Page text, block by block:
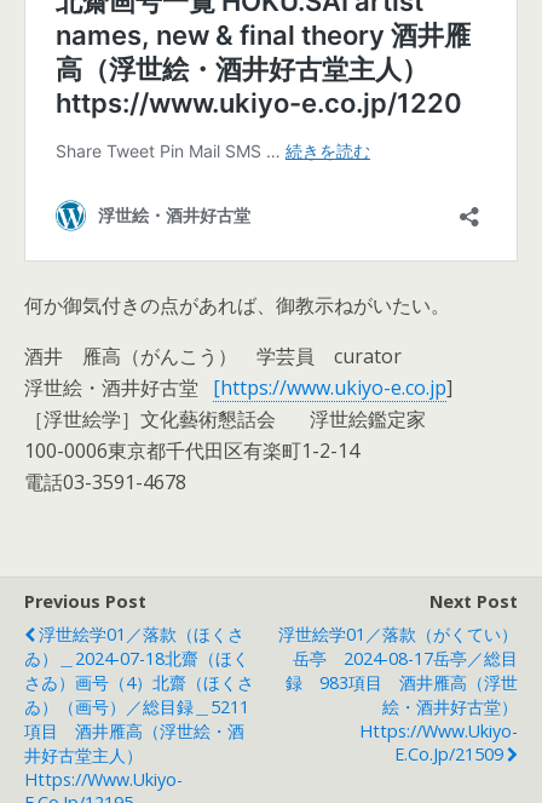
何か御気付きの点があれば、御教示ねがいたい。
酒井 雁高（がんこう） 学芸員 curator
浮世絵・酒井好古堂 [https://www.ukiyo-e.co.jp]
［浮世絵学］文化藝術懇話会 浮世絵鑑定家
100-0006東京都千代田区有楽町1-2-14
電話03-3591-4678
Previous Post
浮世絵学01／落款（ほくさ
ゐ）＿2024-07-18北齋（ほく
さゐ）画号（4）北齋（ほくさ
ゐ）（画号）／総目録＿5211
項目 酒井雁高（浮世絵・酒
井好古堂主人）
Https://www.ukiyo-
Next Post
浮世絵学01／落款（がくてい）
岳亭 2024-08-17岳亭／総目
録 983項目 酒井雁高（浮世
絵・酒井好古堂）
Https://www.ukiyo-
E.co.jp/21509